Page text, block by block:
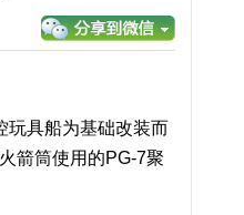
玩具船为基础改装而
箭筒使用的PG-7聚